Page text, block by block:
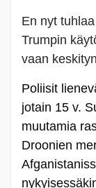
En nyt
Trumpin
vaan
Poliisit
jotain 15 v.
muutamia
Droonien